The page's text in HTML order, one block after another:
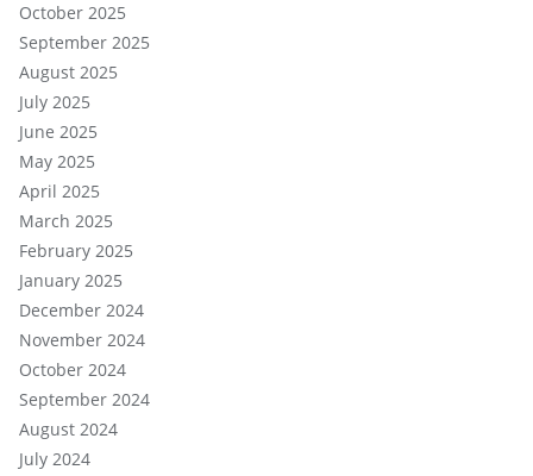
October 2025
September 2025
August 2025
July 2025
June 2025
May 2025
April 2025
March 2025
February 2025
January 2025
December 2024
November 2024
October 2024
September 2024
August 2024
July 2024